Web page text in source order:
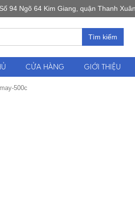
94 Ngõ 64 Kim Giang, quận Thanh
Tìm kiếm
CỬA HÀNG GIỚI THIỆU
500c